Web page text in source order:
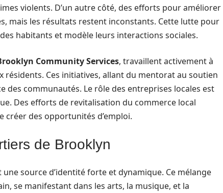
violents. D’un autre côté, des efforts pour améliorer
mais les résultats restent inconstants. Cette lutte pour
habitants et modèle leurs interactions sociales.
Community Services, travaillent activement à
Ces initiatives, allant du mentorat au soutien
des communautés. Le rôle des entreprises locales est
Des efforts de revitalisation du commerce local
des opportunités d’emploi.
de Brooklyn
une source d’identité forte et dynamique. Ce mélange
se manifestant dans les arts, la musique, et la